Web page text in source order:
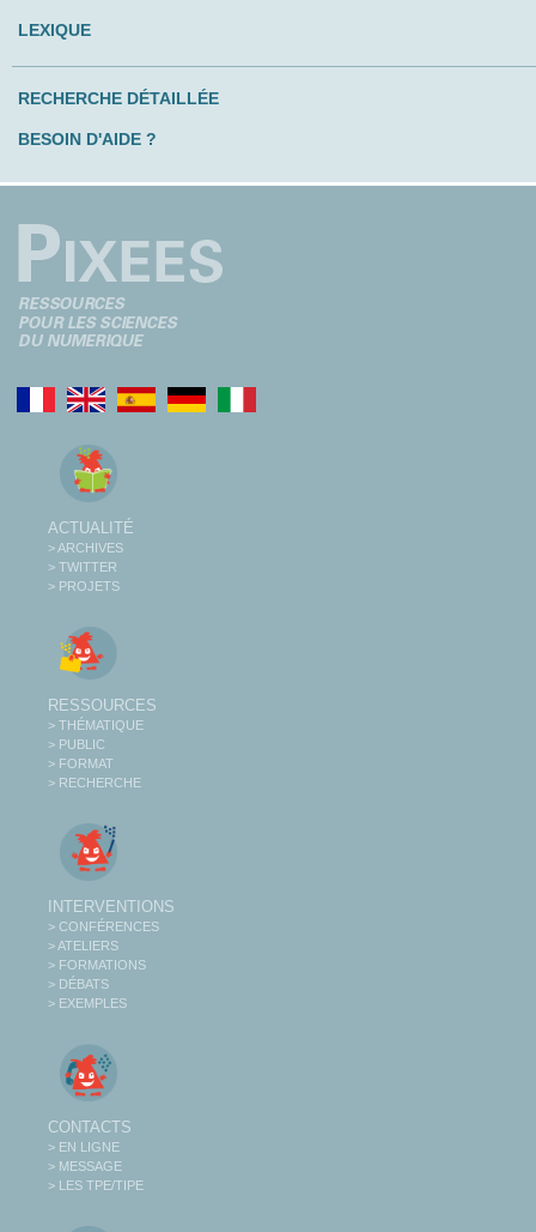
LEXIQUE
RECHERCHE DÉTAILLÉE
BESOIN D'AIDE ?
ACTUALITÉ
> ARCHIVES
> TWITTER
> PROJETS
RESSOURCES
> THÉMATIQUE
> PUBLIC
> FORMAT
> RECHERCHE
INTERVENTIONS
> CONFÉRENCES
> ATELIERS
> FORMATIONS
> DÉBATS
> EXEMPLES
CONTACTS
> EN LIGNE
> MESSAGE
> LES TPE/TIPE